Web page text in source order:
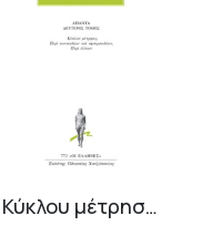
Κύκλου μέτρησις, Περί κωνοειδέων και σφαιροειδέων